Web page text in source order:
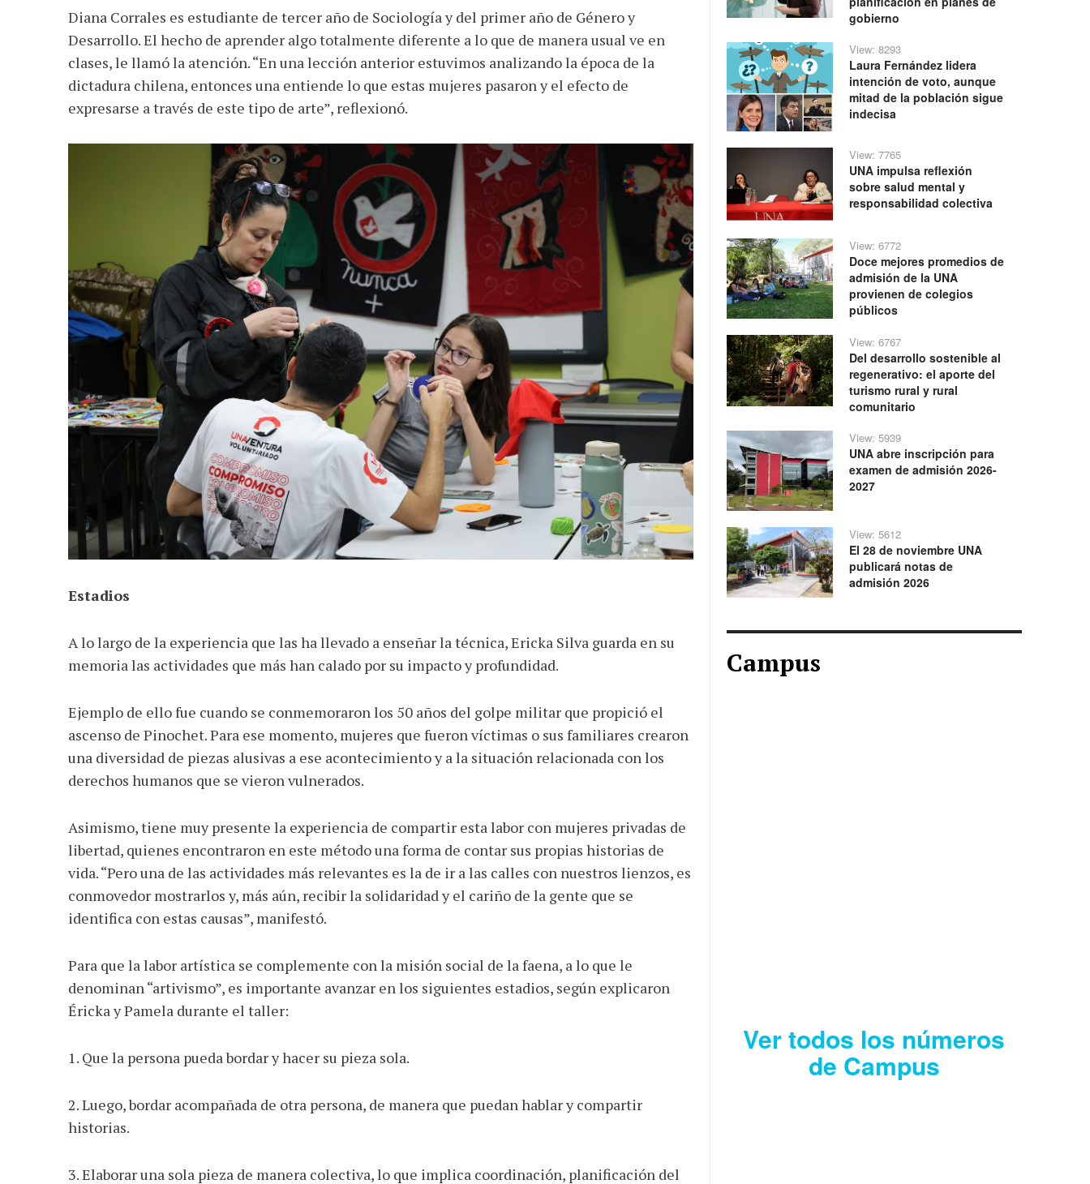
Diana Corrales es estudiante de tercer año de Sociología y del primer año de Género y
Desarrollo. El hecho de aprender algo totalmente diferente a lo que de manera usual ve en
clases, le llamó la atención. “En una lección anterior estuvimos analizando la época de la
dictadura chilena, entonces una entiende lo que estas mujeres pasaron y el efecto de
expresarse a través de este tipo de arte”, reflexionó.
Estadios
A lo largo de la experiencia que las ha llevado a enseñar la técnica, Ericka Silva guarda en su
memoria las actividades que más han calado por su impacto y profundidad.
Ejemplo de ello fue cuando se conmemoraron los 50 años del golpe militar que propició el
ascenso de Pinochet. Para ese momento, mujeres que fueron víctimas o sus familiares crearon
una diversidad de piezas alusivas a ese acontecimiento y a la situación relacionada con los
derechos humanos que se vieron vulnerados.
Asimismo, tiene muy presente la experiencia de compartir esta labor con mujeres privadas de
libertad, quienes encontraron en este método una forma de contar sus propias historias de
vida. “Pero una de las actividades más relevantes es la de ir a las calles con nuestros lienzos, es
conmovedor mostrarlos y, más aún, recibir la solidaridad y el cariño de la gente que se
identifica con estas causas”, manifestó.
Para que la labor artística se complemente con la misión social de la faena, a lo que le
denominan “artivismo”, es importante avanzar en los siguientes estadios, según explicaron
Éricka y Pamela durante el taller:
1. Que la persona pueda bordar y hacer su pieza sola.
2. Luego, bordar acompañada de otra persona, de manera que puedan hablar y compartir
historias.
3. Elaborar una sola pieza de manera colectiva, lo que implica coordinación, planificación del
gobierno
View: 8293
Laura Fernández lidera
intención de voto, aunque
mitad de la población sigue
indecisa
View: 7765
UNA impulsa reflexión
sobre salud mental y
responsabilidad colectiva
View: 6772
Doce mejores promedios de
admisión de la UNA
provienen de colegios
públicos
View: 6767
Del desarrollo sostenible al
regenerativo: el aporte del
turismo rural y rural
comunitario
View: 5939
UNA abre inscripción para
examen de admisión 2026-
2027
View: 5612
El 28 de noviembre UNA
publicará notas de
admisión 2026
Campus
Ver todos los números
de Campus